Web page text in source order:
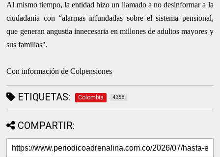
Al mismo tiempo, la entidad hizo un llamado a no desinformar a la
ciudadanía con “alarmas infundadas sobre el sistema pensional,
que generan angustia innecesaria en millones de adultos mayores y
sus familias".
Con información de Colpensiones
ETIQUETAS: Colombia 4358
COMPARTIR: